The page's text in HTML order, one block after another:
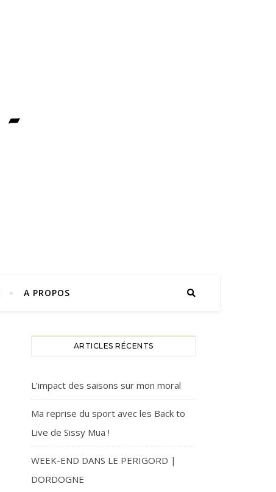
A PROPOS
ARTICLES RÉCENTS
L’impact des saisons sur mon moral
Ma reprise du sport avec les Back to
Live de Sissy Mua !
WEEK-END DANS LE PERIGORD |
DORDOGNE